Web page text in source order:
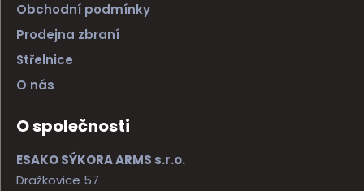
Obchodní podmínky
Prodejna zbraní
Střelnice
O nás
O společnosti
ESAKO SÝKORA ARMS s.r.o.
Dražkovice 57